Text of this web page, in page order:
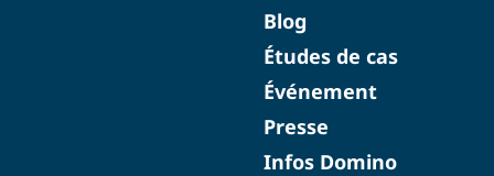
Blog
Études de cas
Événement
Presse
Infos Domino